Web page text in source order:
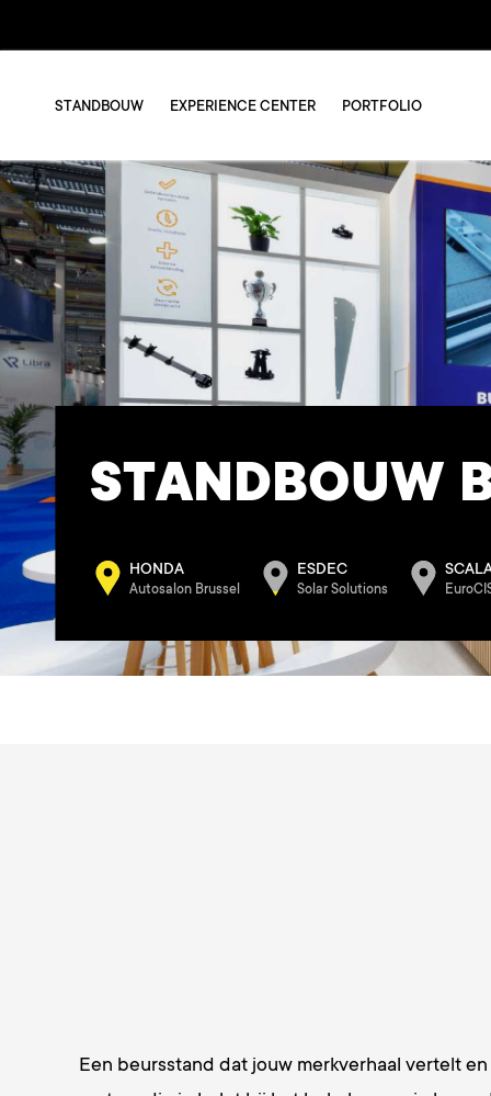
STANDBOUW EXPERIENCE CENTER PORTFOLIO
STANDBOUW
HONDA
Autosalon Brussel
ESDEC
Solar Solutions
Een beursstand dat jouw merkverhaal vertelt